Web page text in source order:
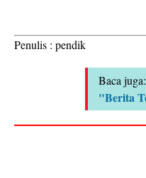
Penulis : pendik
Baca juga:
"Berita